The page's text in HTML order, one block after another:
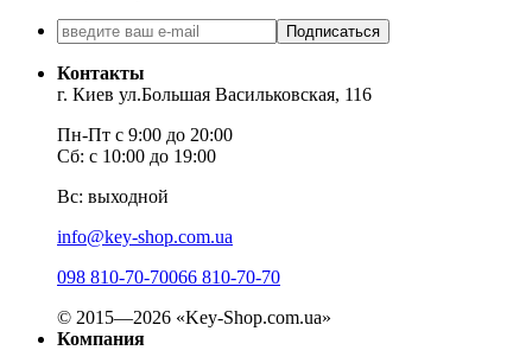
Подписаться
Контакты
г. Киев ул.Большая Васильковская, 116
Пн-Пт с 9:00 до 20:00
Сб: с 10:00 до 19:00
Вс: выходной
info@key-shop.com.ua
098 810-70-70066 810-70-70
© 2015—2026 «Key-Shop.com.ua»
Компания